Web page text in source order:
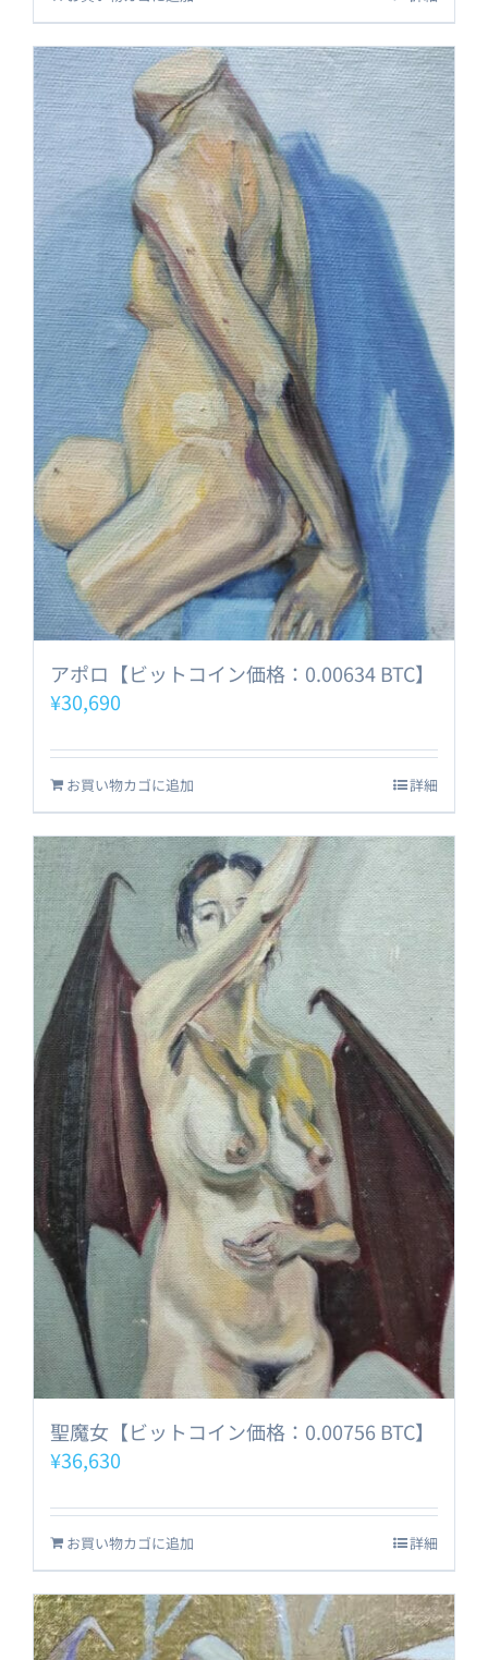
アポロ【ビットコイン価格：0.00634 BTC】
¥30,690
お買い物カゴに追加 詳細
聖魔女【ビットコイン価格：0.00756 BTC】
¥36,630
お買い物カゴに追加 詳細